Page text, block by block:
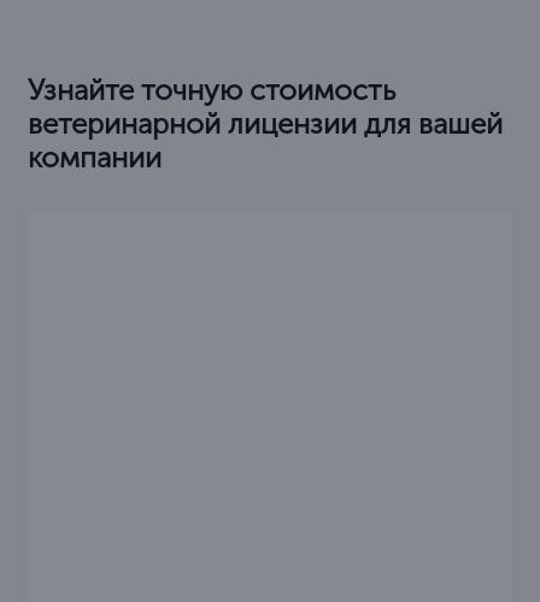
Узнайте точную стоимость
ветеринарной лицензии для вашей
компании